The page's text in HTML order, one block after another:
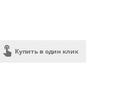
Купить в один клик